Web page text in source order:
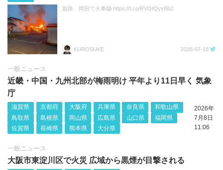
姫路、岡田で火事😱 https://t.co/RVOtQyvBb2
KUROSUKE 2026-07-18
一般ニュース
近畿・中国・九州北部が梅雨明け 平年より11日早く 気象
庁
滋賀県 京都府 大阪府 兵庫県 奈良県
和歌山県
鳥取県
島根県 岡山県 広島県 山口県
福岡県
佐賀県
長崎県 熊本県 大分県
2026年
7月8日
11:06
一般ニュース
大阪市東淀川区で火災 広域から黒煙が目撃される